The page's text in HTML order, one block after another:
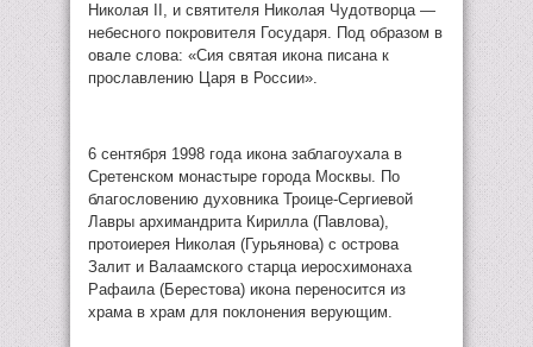
Николая II, и святителя Николая Чудотворца —
небесного покровителя Государя. Под образом в
овале слова: «Сия святая икона писана к
прославлению Царя в России».
6 сентября 1998 года икона заблагоухала в
Сретенском монастыре города Москвы. По
благословению духовника Троице-Сергиевой
Лавры архимандрита Кирилла (Павлова),
протоиерея Николая (Гурьянова) с острова
Залит и Валаамского старца иеросхимонаха
Рафаила (Берестова) икона переносится из
храма в храм для поклонения верующим.